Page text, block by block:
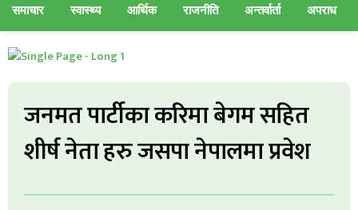
समाचार स्वास्थ्य आर्थिक राजनीति अन्तर्वार्ता अपराध
जनमत पार्टीका करिमा बेगम सहित
शीर्ष नेता हरु जसपा नेपालमा प्रवेश